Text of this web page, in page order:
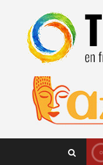
contenu